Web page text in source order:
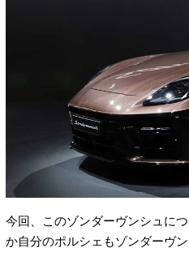
今回、このゾンダーヴンシュに
か自分のポルシェもゾンダーヴ